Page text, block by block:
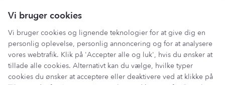
Cookie indstillinger
Returportal / Returnering
Besøg vores showroom
Vi bruger cookies
Vi bruger cookies og lignende teknologier for at give dig en
personlig oplevelse, personlig annoncering og for at analysere
vores webtrafik. Klik på 'Accepter alle og luk', hvis du ønsker at
tillade alle cookies. Alternativt kan du vælge, hvilke typer
cookies du ønsker at acceptere eller deaktivere ved at klikke på